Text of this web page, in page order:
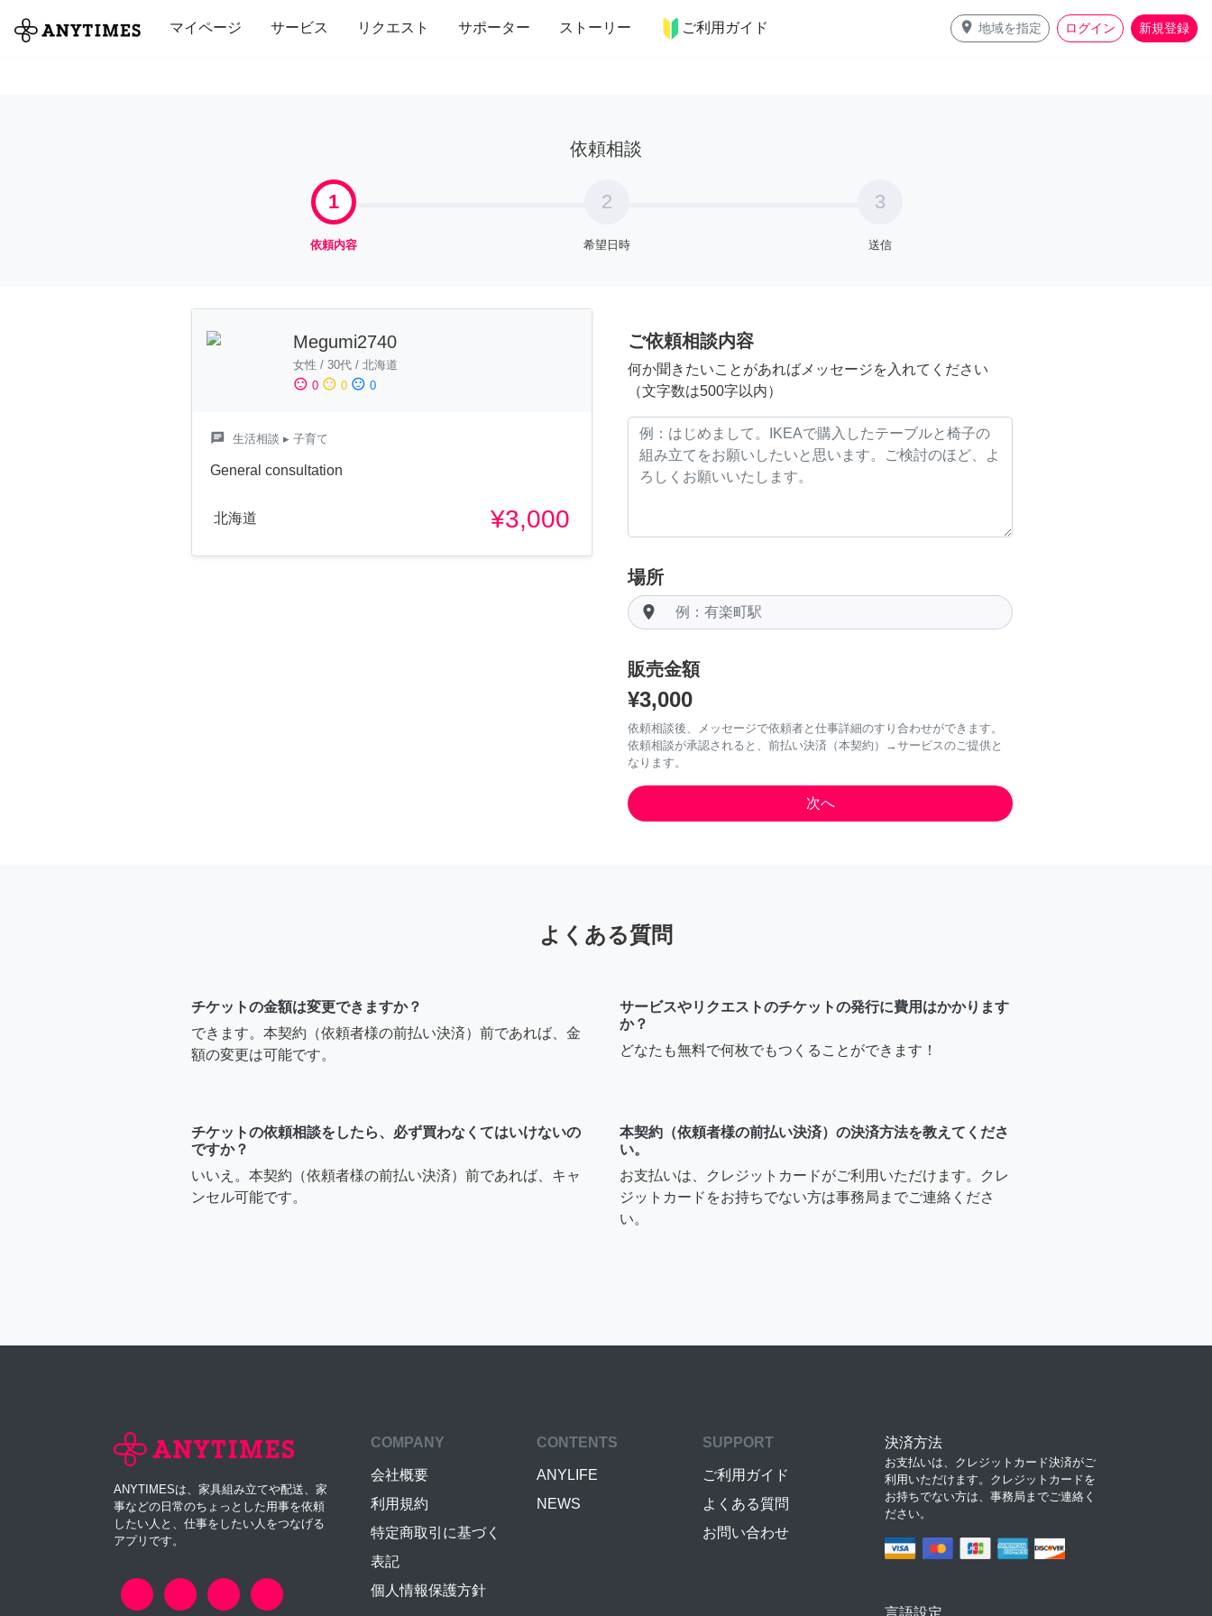
マイページ サービス リクエスト サポーター ストーリー ご利用ガイド place 地域を指定 ログイン 新規登録
全て 修理・組立 家事 引っ越し インテリア 趣味・習い事 ペット 料理
依頼相談
1
依頼内容
2
希望日時
3
送信
Megumi2740
女性 / 30代 / 北海道
sentiment_satisfied 0 sentiment_neutral 0 sentiment_dissatisfied 0
chat 生活相談 ▸ 子育て
General consultation
北海道 ¥3,000
ご依頼相談内容
何か聞きたいことがあればメッセージを入れてください
（文字数は500字以内）
場所
room
販売金額
¥3,000
依頼相談後、メッセージで依頼者と仕事詳細のすり合わせができます。
依頼相談が承認されると、前払い決済（本契約）→サービスのご提供と
なります。
よくある質問
チケットの金額は変更できますか？
できます。本契約（依頼者様の前払い決済）前であれば、金
額の変更は可能です。
サービスやリクエストのチケットの発行に費用はかかります
か？
どなたも無料で何枚でもつくることができます！
チケットの依頼相談をしたら、必ず買わなくてはいけないの
ですか？
いいえ。本契約（依頼者様の前払い決済）前であれば、キャ
ンセル可能です。
本契約（依頼者様の前払い決済）の決済方法を教えてくださ
い。
お支払いは、クレジットカードがご利用いただけます。クレ
ジットカードをお持ちでない方は事務局までご連絡くださ
い。
ANYTIMESは、家具組み立てや配送、家
事などの日常のちょっとした用事を依頼
したい人と、仕事をしたい人をつなげる
アプリです。
COMPANY
会社概要
利用規約
特定商取引に基づく
表記
個人情報保護方針
CONTENTS
ANYLIFE
NEWS
SUPPORT
ご利用ガイド
よくある質問
お問い合わせ
決済方法
お支払いは、クレジットカード決済がご
利用いただけます。クレジットカードを
お持ちでない方は、事務局までご連絡く
ださい。
言語設定